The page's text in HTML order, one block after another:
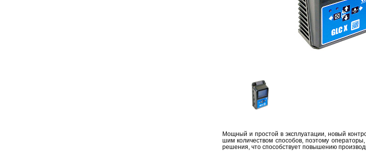
Мощ­ный и про­стой в экс­плу­а­та­ции, новый
шим ко­ли­че­ством спо­со­бов, по­это­му
ре­ше­ния, что спо­соб­ству­ет по­вы­ше­нию